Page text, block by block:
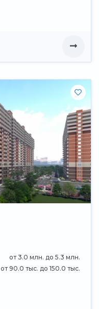
от 3.0 млн. до 5.3 млн.
от 90.0 тыс. до 150.0 тыс.